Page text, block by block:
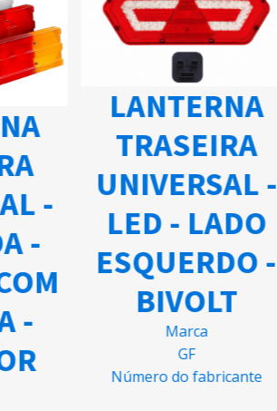
-
-
-
LANTERNA
TRASEIRA
UNIVERSAL -
LED - LADO
ESQUERDO -
BIVOLT
Marca
GF
Número do fabricante